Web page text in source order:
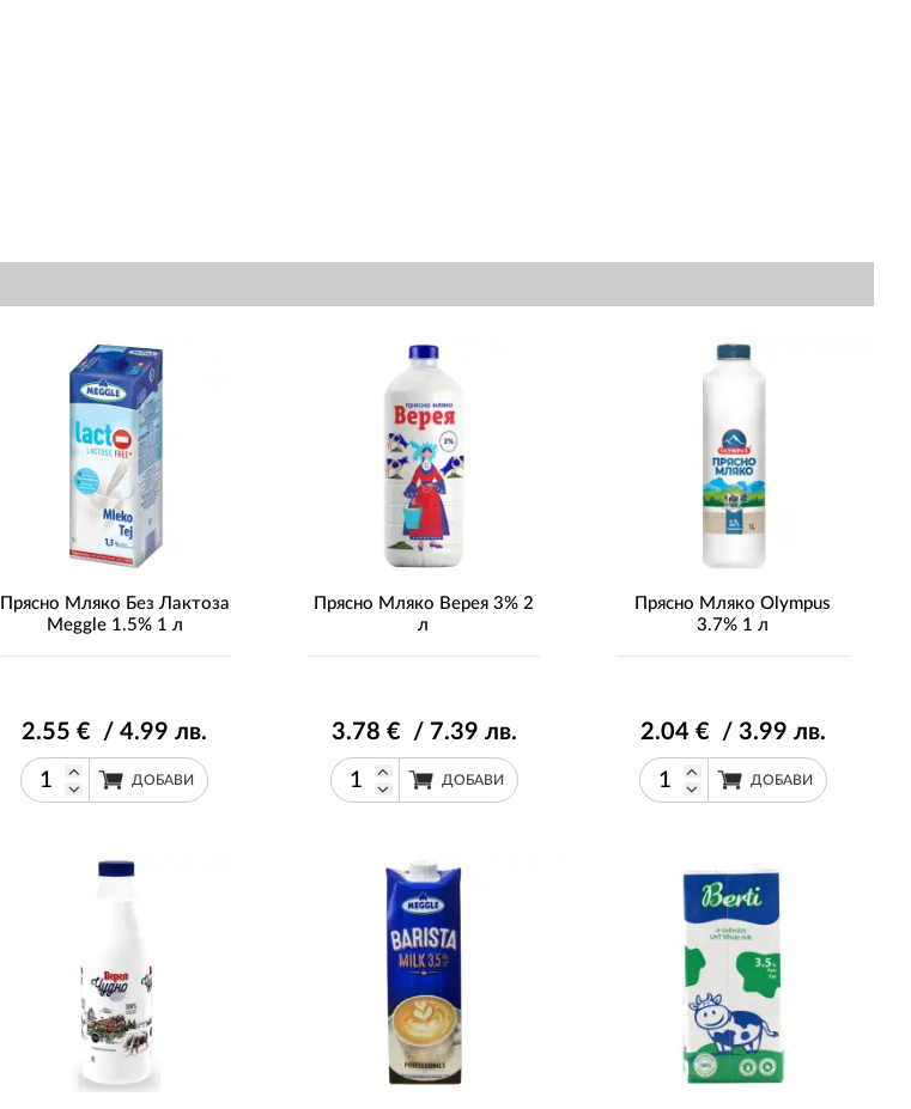
Прясно Мляко Без Лактоза
Meggle 1.5% 1 л
2.55 € / 4.99 лв.
ДОБАВИ
Прясно Mляко Верея 3% 2
л
3.78 € / 7.39 лв.
ДОБАВИ
Прясно Mляко Olympus
3.7% 1 л
2.04 € / 3.99 лв.
ДОБАВИ